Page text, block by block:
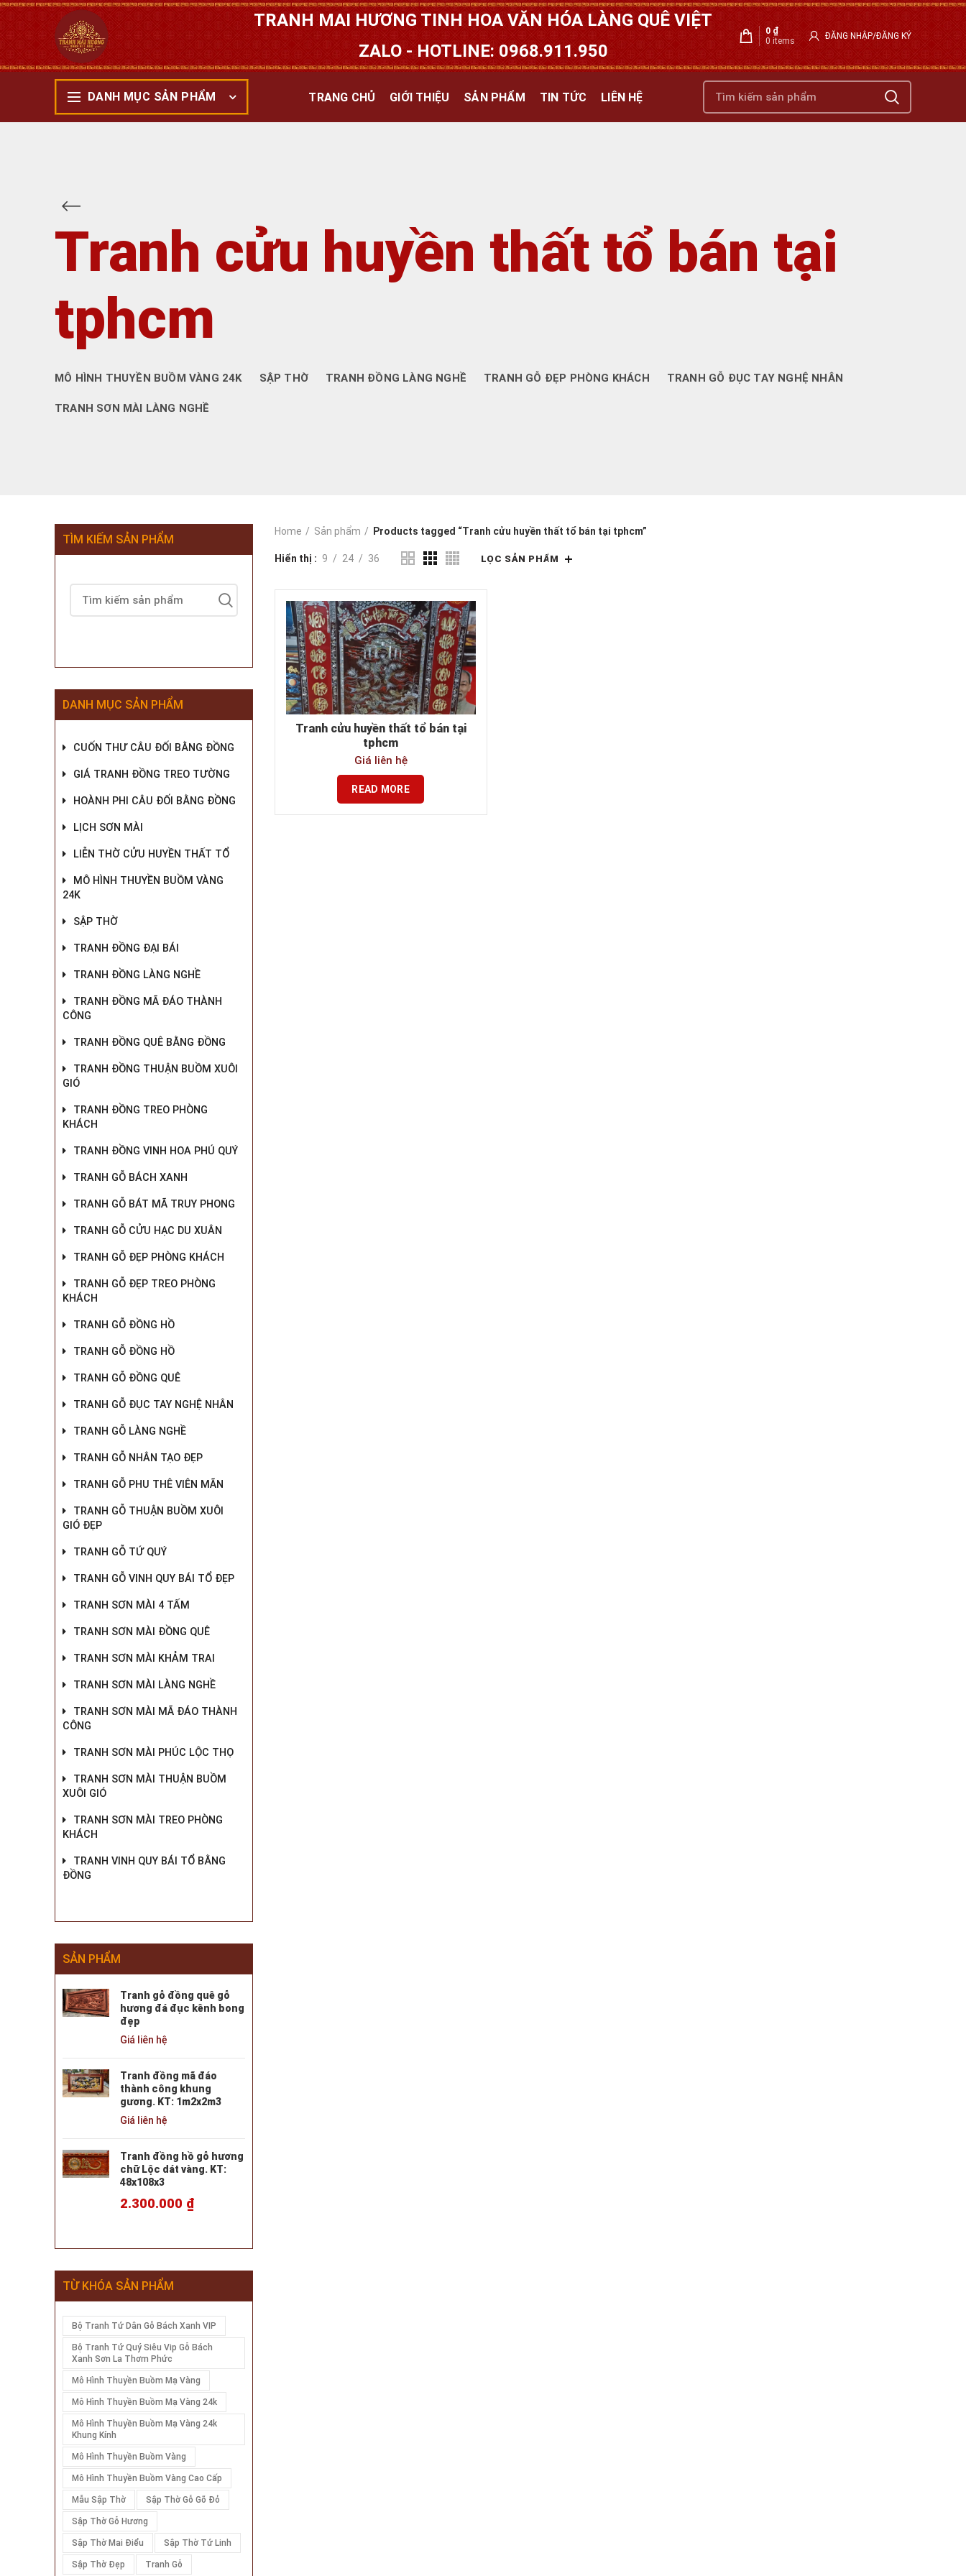
TRANH MAI HƯƠNG TINH HOA VĂN HÓA LÀNG QUÊ VIỆT
ZALO - HOTLINE: 0968.911.950
0 items
0 ₫ ĐĂNG NHẬP/ĐĂNG KÝ
DANH MỤC SẢN PHẨM TRANG CHỦ GIỚI THIỆU SẢN PHẨM TIN TỨC LIÊN HỆ
Tranh cửu huyền thất tổ bán tại
tphcm
MÔ HÌNH THUYỀN BUỒM VÀNG 24K SẬP THỜ TRANH ĐỒNG LÀNG NGHỀ TRANH GỖ ĐẸP PHÒNG KHÁCH TRANH GỖ ĐỤC TAY NGHỆ NHÂN
TRANH SƠN MÀI LÀNG NGHỀ
Home Sản phẩm Products tagged “Tranh cửu huyền thất tổ bán tại tphcm”
Hiển thị 9 24 36 LỌC SẢN PHẨM
Tranh cửu huyền thất tổ bán tại
tphcm
Giá liên hệ
READ MORE
TÌM KIẾM SẢN PHẨM
DANH MỤC SẢN PHẨM
CUỐN THƯ CÂU ĐỐI BẰNG ĐỒNG
GIÁ TRANH ĐỒNG TREO TƯỜNG
HOÀNH PHI CÂU ĐỐI BẰNG ĐỒNG
LỊCH SƠN MÀI
LIỄN THỜ CỬU HUYỀN THẤT TỔ
MÔ HÌNH THUYỀN BUỒM VÀNG
24K
SẬP THỜ
TRANH ĐỒNG ĐẠI BÁI
TRANH ĐỒNG LÀNG NGHỀ
TRANH ĐỒNG MÃ ĐÁO THÀNH
CÔNG
TRANH ĐỒNG QUÊ BẰNG ĐỒNG
TRANH ĐỒNG THUẬN BUỒM XUÔI
GIÓ
TRANH ĐỒNG TREO PHÒNG
KHÁCH
TRANH ĐỒNG VINH HOA PHÚ QUÝ
TRANH GỖ BÁCH XANH
TRANH GỖ BÁT MÃ TRUY PHONG
TRANH GỖ CỬU HẠC DU XUÂN
TRANH GỖ ĐẸP PHÒNG KHÁCH
TRANH GỖ ĐẸP TREO PHÒNG
KHÁCH
TRANH GỖ ĐỒNG HỒ
TRANH GỖ ĐỒNG HỒ
TRANH GỖ ĐỒNG QUÊ
TRANH GỖ ĐỤC TAY NGHỆ NHÂN
TRANH GỖ LÀNG NGHỀ
TRANH GỖ NHÂN TẠO ĐẸP
TRANH GỖ PHU THÊ VIÊN MÃN
TRANH GỖ THUẬN BUỒM XUÔI
GIÓ ĐẸP
TRANH GỖ TỨ QUÝ
TRANH GỖ VINH QUY BÁI TỔ ĐẸP
TRANH SƠN MÀI 4 TẤM
TRANH SƠN MÀI ĐỒNG QUÊ
TRANH SƠN MÀI KHẢM TRAI
TRANH SƠN MÀI LÀNG NGHỀ
TRANH SƠN MÀI MÃ ĐÁO THÀNH
CÔNG
TRANH SƠN MÀI PHÚC LỘC THỌ
TRANH SƠN MÀI THUẬN BUỒM
XUÔI GIÓ
TRANH SƠN MÀI TREO PHÒNG
KHÁCH
TRANH VINH QUY BÁI TỔ BẰNG
ĐỒNG
SẢN PHẨM
Tranh gỗ đồng quê gỗ
hương đá đục kênh bong
đẹp
Giá liên hệ
Tranh đồng mã đáo
thành công khung
gương. KT: 1m2x2m3
Giá liên hệ
Tranh đồng hồ gỗ hương
chữ Lộc dát vàng. KT:
48x108x3
2.300.000 ₫
TỪ KHÓA SẢN PHẨM
Bộ Tranh Tứ Dân Gỗ Bách Xanh VIP
Bộ Tranh Tứ Quý Siêu Vip Gỗ Bách
Xanh Sơn La Thơm Phức
Mô Hình Thuyền Buồm Mạ Vàng
Mô Hình Thuyền Buồm Mạ Vàng 24k
Mô Hình Thuyền Buồm Mạ Vàng 24k
Khung Kính
Mô Hình Thuyền Buồm Vàng
Mô Hình Thuyền Buồm Vàng Cao Cấp
Mẫu Sập Thờ Sập Thờ Gỗ Gõ Đỏ
Sập Thờ Gỗ Hương
Sập Thờ Mai Điểu Sập Thờ Tứ Linh
Sập Thờ Đẹp Tranh Gỗ